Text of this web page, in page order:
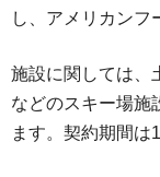
し、アメリカンフ
施設に関しては、
などのスキー場施
ます。契約期間は